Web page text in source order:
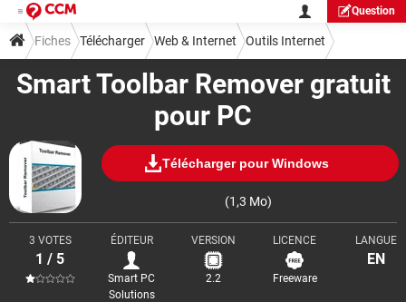
Question
Smart Toolbar Remover gratuit
pour PC
Télécharger pour Windows
(1,3 Mo)
3 VOTES
1 / 5
ÉDITEUR
Smart PC
Solutions
VERSION
2.2
LICENCE
Freeware
LANGUE
EN
Fiches Télécharger Web & Internet Outils Internet